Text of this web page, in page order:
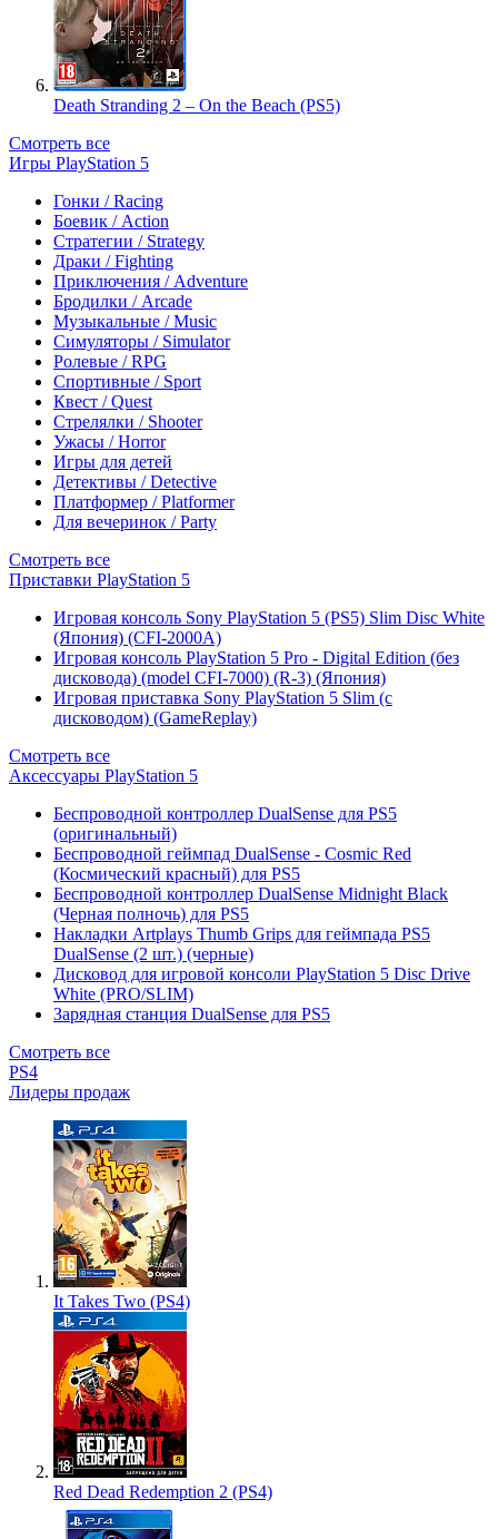
Death Stranding 2 – On the Beach (PS5)
Смотреть все
Игры PlayStation 5
Гонки / Racing
Боевик / Action
Стратегии / Strategy
Драки / Fighting
Приключения / Adventure
Бродилки / Arcade
Музыкальные / Music
Симуляторы / Simulator
Ролевые / RPG
Спортивные / Sport
Квест / Quest
Стрелялки / Shooter
Ужасы / Horror
Игры для детей
Детективы / Detective
Платформер / Platformer
Для вечеринок / Party
Смотреть все
Приставки PlayStation 5
Игровая консоль Sony PlayStation 5 (PS5) Slim Disc White
(Япония) (CFI-2000A)
Игровая консоль PlayStation 5 Pro - Digital Edition (без
дисковода) (model CFI-7000) (R-3) (Япония)
Игровая приставка Sony PlayStation 5 Slim (с
дисководом) (GameReplay)
Смотреть все
Аксессуары PlayStation 5
Беспроводной контроллер DualSense для PS5
(оригинальный)
Беспроводной геймпад DualSense - Cosmic Red
(Космический красный) для PS5
Беспроводной контроллер DualSense Midnight Black
(Черная полночь) для PS5
Накладки Artplays Thumb Grips для геймпада PS5
DualSense (2 шт.) (черные)
Дисковод для игровой консоли PlayStation 5 Disc Drive
White (PRO/SLIM)
Зарядная станция DualSense для PS5
Смотреть все
PS4
Лидеры продаж
It Takes Two (PS4)
Red Dead Redemption 2 (PS4)